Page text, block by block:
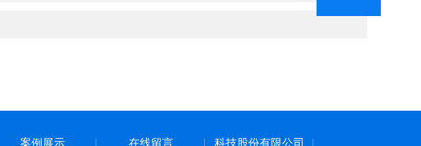
案例展示 在线留言 科技股份有限公司